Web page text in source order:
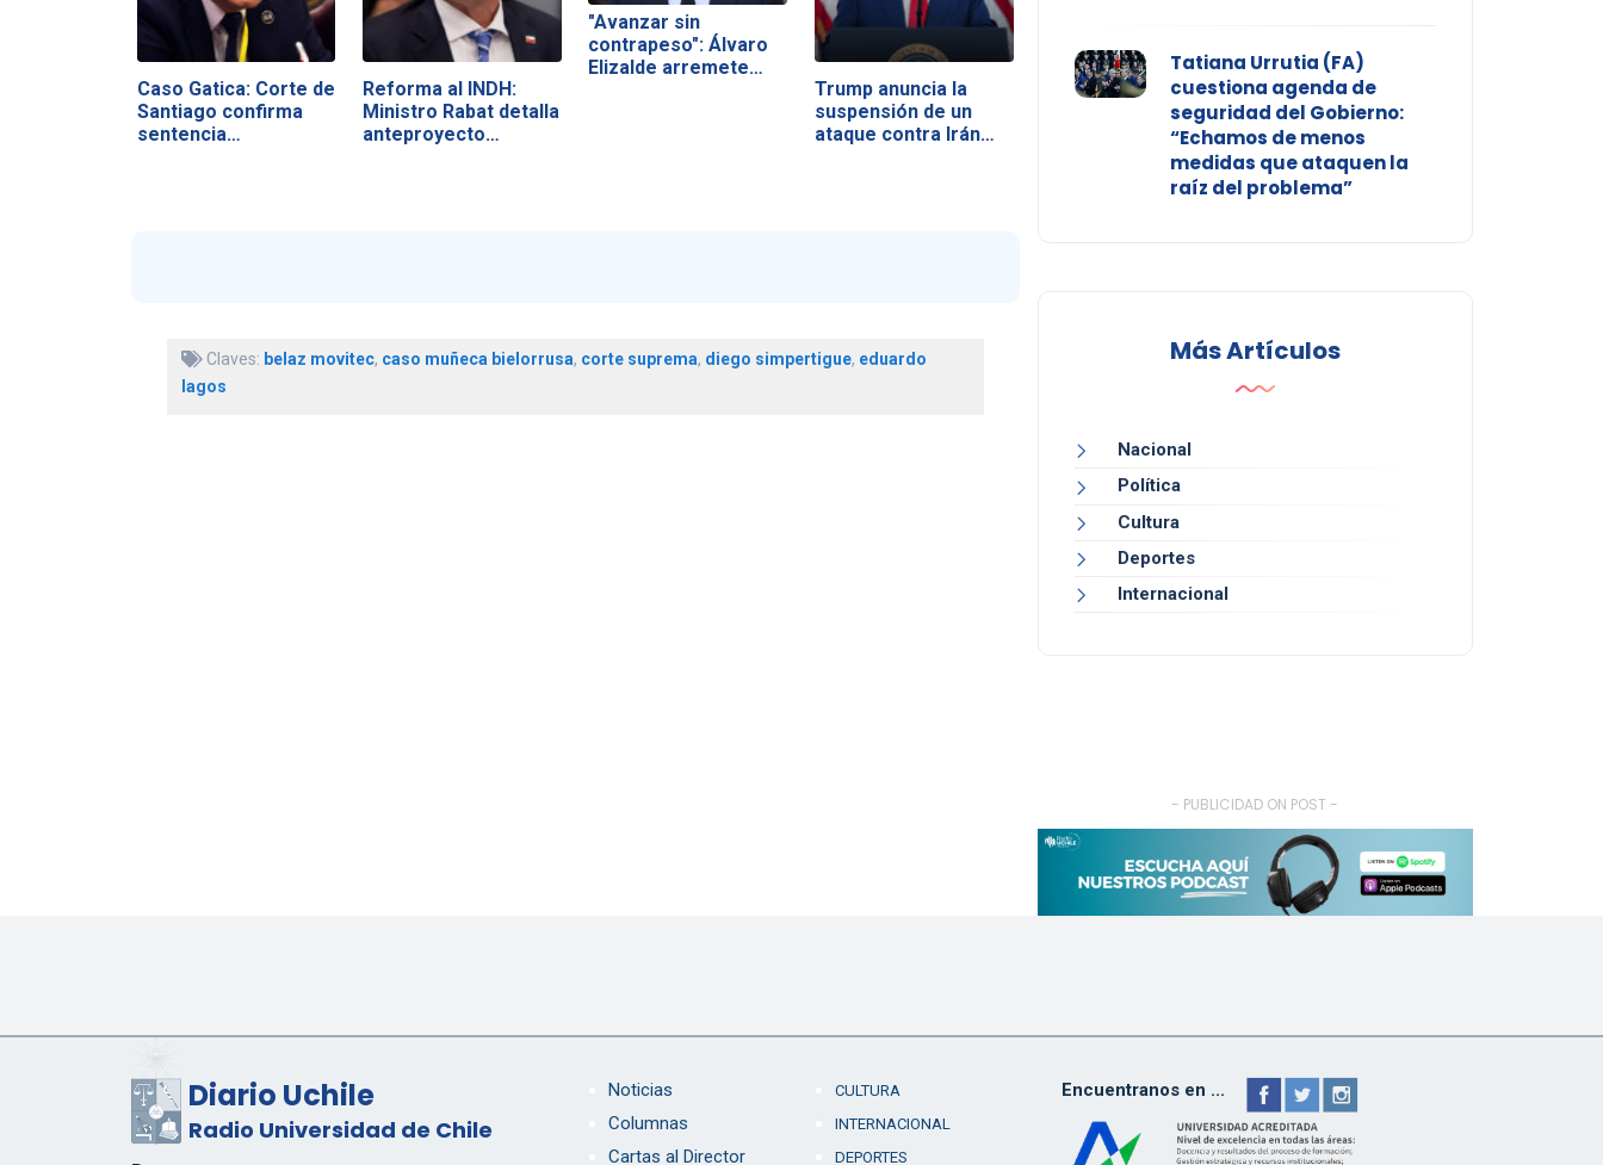
Caso Gatica: Corte de
Santiago confirma
sentencia…
Reforma al INDH:
Ministro Rabat detalla
anteproyecto…
"Avanzar sin
contrapeso": Álvaro
Elizalde arremete…
Trump anuncia la
suspensión de un
ataque contra Irán…
Claves: belaz movitec, caso muñeca bielorrusa, corte suprema, diego simpertigue, eduardo
lagos
Tatiana Urrutia (FA)
cuestiona agenda de
seguridad del Gobierno:
“Echamos de menos
medidas que ataquen la
raíz del problema”
Más Artículos
Nacional
Política
Cultura
Deportes
Internacional
- PUBLICIDAD ON POST -
Diario Uchile
Radio Universidad de Chile
Noticias
Columnas
Cartas al Director
CULTURA
INTERNACIONAL
DEPORTES
Encuentranos en ...